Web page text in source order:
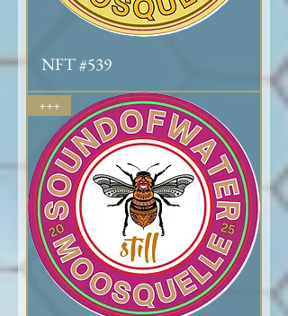
NFT #539
+++